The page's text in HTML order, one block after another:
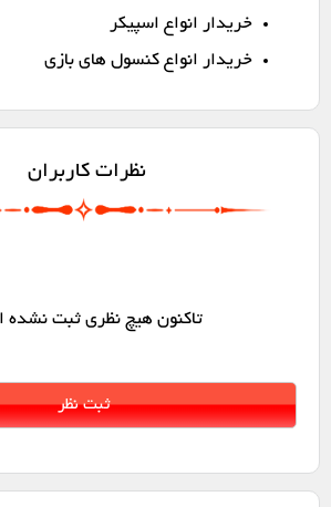
خریدار انواع اسپیکر
خریدار انواع کنسول های بازی
نظرات کاربران
تاکنون هیچ نظری ثبت